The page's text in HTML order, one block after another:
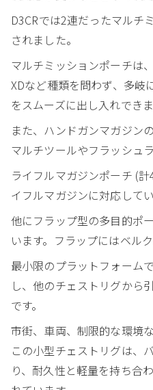
D3CRでは2連だったマルチ
されました。
マルチミッションポーチは
XDなど種類を問わず、多岐
をスムーズに出し入れできま
また、ハンドガンマガジン
マルチツールやフラッシュ
ライフルマガジンポーチ (
イフルマガジンに対応してい
他にフラップ型の多目的ポ
います。フラップにはベルク
最小限のプラットフォーム
し、他のチェストリグから
です。
市街、車両、制限的な環境
この小型チェストリグは、
り、耐久性と軽量を持ち合